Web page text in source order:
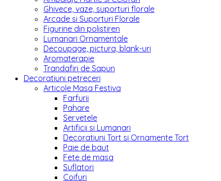
Ghivece, vaze, suporturi florale
Arcade si Suporturi Florale
Figurine din polistiren
Lumanari Ornamentale
Decoupage, pictura, blank-uri
Aromaterapie
Trandafiri de Sapun
Decoratiuni petreceri
Articole Masa Festiva
Farfurii
Pahare
Servetele
Artificii si Lumanari
Decoratiuni Tort si Ornamente Tort
Paie de baut
Fete de masa
Suflatori
Coifuri